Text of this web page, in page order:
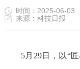
时间：2025-06-03
来源：科技日报
5月29日，以“